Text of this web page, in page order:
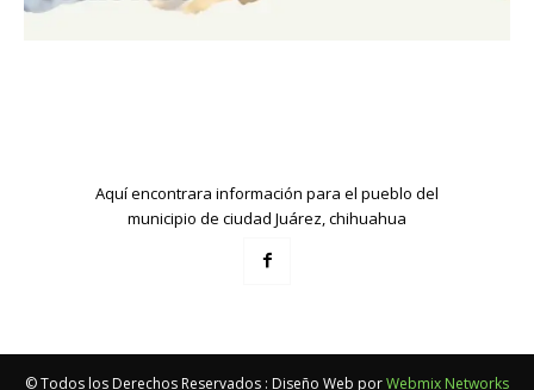
Aquí encontrara información para el pueblo del
municipio de ciudad Juárez, chihuahua
© Todos los Derechos Reservados : Diseño Web porWebmix Networks